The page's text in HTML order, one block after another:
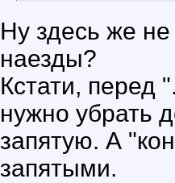
Ну здесь же
наезды?
Кстати, перед
нужно убрать
запятую. А
запятыми.